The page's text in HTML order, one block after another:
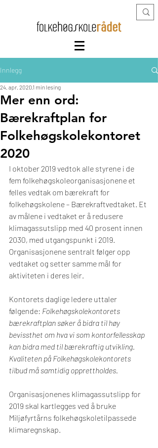
Innlegg
Mer enn ord:
Bærekraftplan for
Folkehøgskolekontoret
2020
24. apr. 2020 1 min lesing
I oktober 2019 vedtok alle styrene i de
fem folkehøgskoleorganisasjonene et
felles vedtak om bærekraft for
folkehøgskolene – Bærekraftvedtaket. Et
av målene i vedtaket er å redusere
klimagassutslipp med 40 prosent innen
2030, med utgangspunkt i 2019.
Organisasjonene sentralt følger opp
vedtaket og setter samme mål for
aktiviteten i deres leir.
Kontorets daglige ledere uttaler
følgende: Folkehøgskolekontorets
bærekraftplan søker å bidra til høy
bevissthet om hva vi som kontorfellesskap
kan bidra med til bærekraftig utvikling.
Kvaliteten på Folkehøgskolekontorets
tilbud må samtidig opprettholdes.
Organisasjonenes klimagassutslipp for
2019 skal kartlegges ved å bruke
Miljøfyrtårns folkehøgskoletilpassede
klimaregnskap.